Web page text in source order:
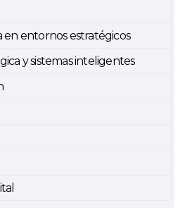
en entornos estratégicos
y sistemas inteligentes